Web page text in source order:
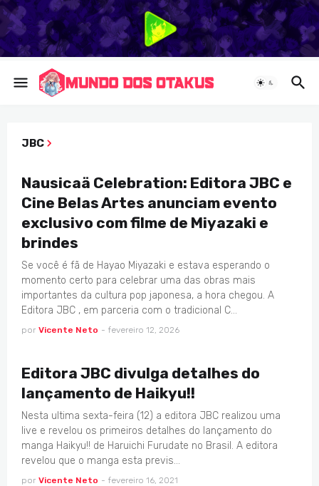
JBC
Nausicaä Celebration: Editora JBC e
Cine Belas Artes anunciam evento
exclusivo com filme de Miyazaki e
brindes
Se você é fã de Hayao Miyazaki e estava esperando o
momento certo para celebrar uma das obras mais
importantes da cultura pop japonesa, a hora chegou. A
Editora JBC , em parceria com o tradicional C…
por Vicente Neto - fevereiro 12, 2026
Editora JBC divulga detalhes do
lançamento de Haikyu!!
Nesta ultima sexta-feira (12) a editora JBC realizou uma
live e revelou os primeiros detalhes do lançamento do
manga Haikyu!! de Haruichi Furudate no Brasil. A editora
revelou que o manga esta previs…
por Vicente Neto - fevereiro 16, 2021